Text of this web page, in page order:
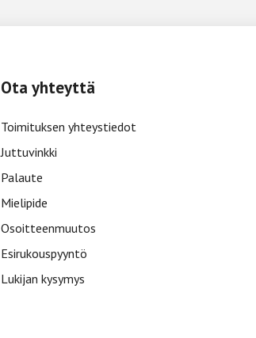
Ota yhteyttä
Toimituksen yhteystiedot
Juttuvinkki
Palaute
Mielipide
Osoitteenmuutos
Esirukouspyyntö
Lukijan kysymys